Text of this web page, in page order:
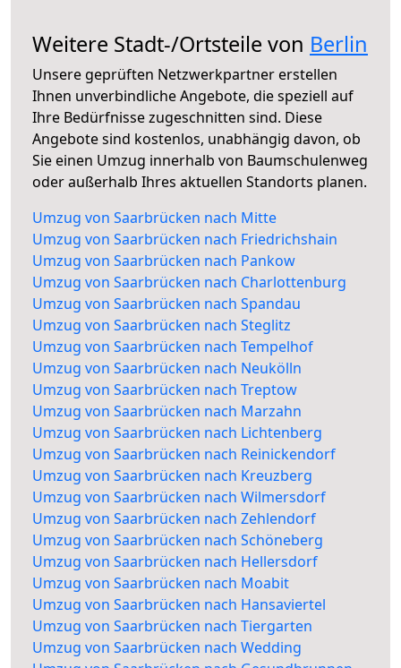
Weitere Stadt-/Ortsteile von Berlin
Unsere geprüften Netzwerkpartner erstellen
Ihnen unverbindliche Angebote, die speziell auf
Ihre Bedürfnisse zugeschnitten sind. Diese
Angebote sind kostenlos, unabhängig davon, ob
Sie einen Umzug innerhalb von Baumschulenweg
oder außerhalb Ihres aktuellen Standorts planen.
Umzug von Saarbrücken nach Mitte
Umzug von Saarbrücken nach Friedrichshain
Umzug von Saarbrücken nach Pankow
Umzug von Saarbrücken nach Charlottenburg
Umzug von Saarbrücken nach Spandau
Umzug von Saarbrücken nach Steglitz
Umzug von Saarbrücken nach Tempelhof
Umzug von Saarbrücken nach Neukölln
Umzug von Saarbrücken nach Treptow
Umzug von Saarbrücken nach Marzahn
Umzug von Saarbrücken nach Lichtenberg
Umzug von Saarbrücken nach Reinickendorf
Umzug von Saarbrücken nach Kreuzberg
Umzug von Saarbrücken nach Wilmersdorf
Umzug von Saarbrücken nach Zehlendorf
Umzug von Saarbrücken nach Schöneberg
Umzug von Saarbrücken nach Hellersdorf
Umzug von Saarbrücken nach Moabit
Umzug von Saarbrücken nach Hansaviertel
Umzug von Saarbrücken nach Tiergarten
Umzug von Saarbrücken nach Wedding